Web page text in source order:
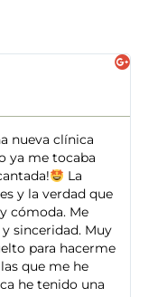
nueva clínica
ya me tocaba
La
y la verdad que
cómoda. Me
sinceridad. Muy
para hacerme
que me he
he tenido una